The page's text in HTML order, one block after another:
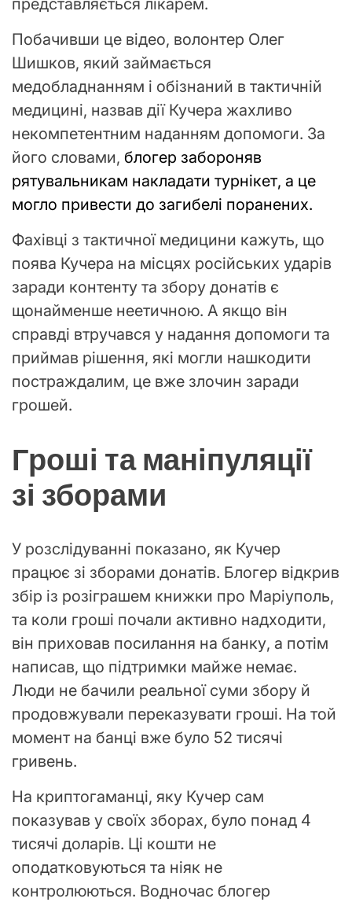
представляється лікарем.
Побачивши це відео, волонтер Олег
Шишков, який займається
медобладнанням і обізнаний в тактичній
медицині, назвав дії Кучера жахливо
некомпетентним наданням допомоги. За
його словами, блогер забороняв
рятувальникам накладати турнікет, а це
могло привести до загибелі поранених.
Фахівці з тактичної медицини кажуть, що
поява Кучера на місцях російських ударів
заради контенту та збору донатів є
щонайменше неетичною. А якщо він
справді втручався у надання допомоги та
приймав рішення, які могли нашкодити
постраждалим, це вже злочин заради
грошей.
Гроші та маніпуляції
зі зборами
У розслідуванні показано, як Кучер
працює зі зборами донатів. Блогер відкрив
збір із розіграшем книжки про Маріуполь,
та коли гроші почали активно надходити,
він приховав посилання на банку, а потім
написав, що підтримки майже немає.
Люди не бачили реальної суми збору й
продовжували переказувати гроші. На той
момент на банці вже було 52 тисячі
гривень.
На криптогаманці, яку Кучер сам
показував у своїх зборах, було понад 4
тисячі доларів. Ці кошти не
оподатковуються та ніяк не
контролюються. Водночас блогер